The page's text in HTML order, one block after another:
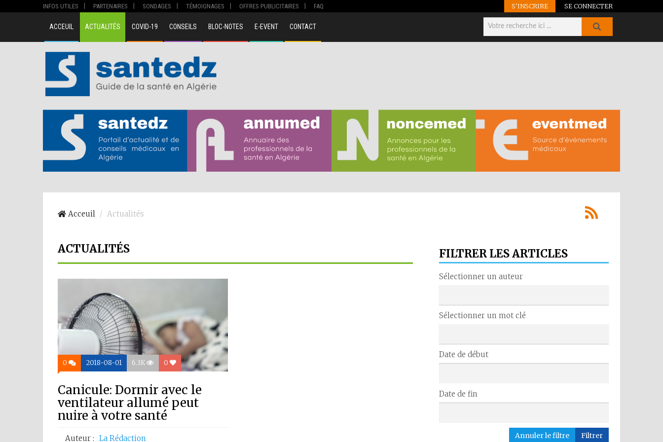
INFOS UTILES PARTENAIRES SONDAGES TÉMOIGNAGES OFFRES PUBLICITAIRES FAQ S'INSCRIRE SE CONNECTER
ACCEUIL ACTUALITÉS COVID-19 CONSEILS BLOC-NOTES E-EVENT CONTACT
Acceuil Actualités
ACTUALITÉS
0 2018-08-01 6.3K 0
Canicule: Dormir avec le
ventilateur allumé peut
nuire à votre santé
Auteur : La Rédaction
FILTRER LES ARTICLES
Sélectionner un auteur
Sélectionner un mot clé
Date de début
Date de fin
Filtrer
Annuler le filtre